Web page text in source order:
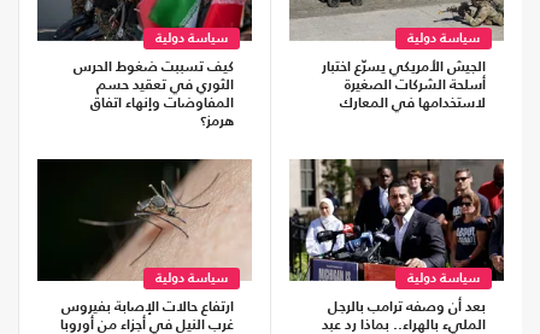
سياسة دولية
الجيش الأمريكي يسرّع اختبار
أسلحة الشركات الصغيرة
لاستخدامها في المعارك
سياسة دولية
كيف تسببت ضغوط الحرس
الثوري في تعقيد حسم
المفاوضات وإنهاء اتفاق
هرمز؟
سياسة دولية
بعد أن وصفه ترامب بالرجل
المليء بالهراء.. بماذا رد عبد
سياسة دولية
ارتفاع حالات الإصابة بفيروس
غرب النيل في أجزاء من أوروبا